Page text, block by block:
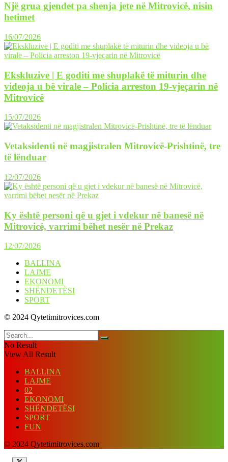
Një grua gjendet pa shenja jete në Mitrovicë, nisin
hetimet
16/07/2026
Ekskluzive | E goditi me shuplakë të miturin dhe
videoja u bë virale – Policia arreston 19-vjeçarin në
Mitrovicë
15/07/2026
Vetaksidenti në magjistralen Mitrovicë-Prishtinë, tre
të lënduar
12/07/2026
Ky është personi që u gjet i vdekur në banesë në
Mitrovicë, varrimi bëhet nesër në Prekaz
12/07/2026
BALLINA
LAJME
EKONOMI
SHËNDETËSI
SPORT
© 2024 Qytetimitrovices.com
No Result
View All Result
BALLINA
LAJME
02
EKONOMI
SHËNDETËSI
SPORT
FUN
© 2024 Qytetimitrovices.com